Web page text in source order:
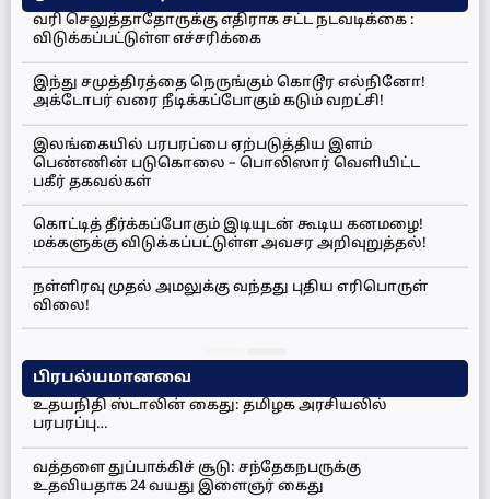
வரி செலுத்தாதோருக்கு எதிராக சட்ட நடவடிக்கை :
விடுக்கப்பட்டுள்ள எச்சரிக்கை
இந்து சமுத்திரத்தை நெருங்கும் கொடூர எல்நினோ!
அக்டோபர் வரை நீடிக்கப்போகும் கடும் வறட்சி!
இலங்கையில் பரபரப்பை ஏற்படுத்திய இளம்
பெண்ணின் படுகொலை – பொலிஸார் வெளியிட்ட
பகீர் தகவல்கள்
கொட்டித் தீர்க்கப்போகும் இடியுடன் கூடிய கனமழை!
மக்களுக்கு விடுக்கப்பட்டுள்ள அவசர அறிவுறுத்தல்!
நள்ளிரவு முதல் அமலுக்கு வந்தது புதிய எரிபொருள்
விலை!
பிரபல்யமானவை
உதயநிதி ஸ்டாலின் கைது: தமிழக அரசியலில்
பரபரப்பு…
வத்தளை துப்பாக்கிச் சூடு: சந்தேகநபருக்கு
உதவியதாக 24 வயது இளைஞர் கைது